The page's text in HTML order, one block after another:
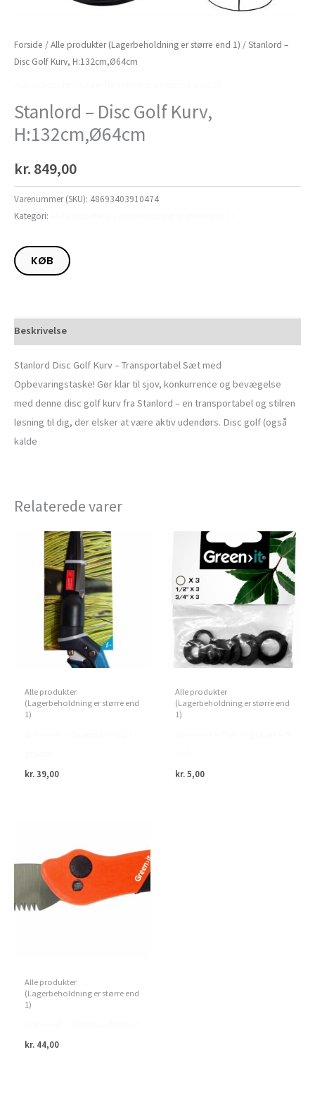
Forside /Alle produkter (Lagerbeholdning er større end 1) / Stanlord –
Disc Golf Kurv, H:132cm,Ø64cm
Stanlord – Disc Golf Kurv,
H:132cm,Ø64cm
kr. 849,00
Varenummer (SKU): 48693403910474
Kategori:
KØB
Beskrivelse
Stanlord Disc Golf Kurv – Transportabel Sæt med
Opbevaringstaske! Gør klar til sjov, konkurrence og bevægelse
med denne disc golf kurv fra Stanlord – en transportabel og stilren
løsning til dig, der elsker at være aktiv udendørs. Disc golf (også
kalde
Relaterede varer
Alle produkter
(Lagerbeholdning er større end
1)
kr.39,00
Alle produkter
(Lagerbeholdning er større end
1)
kr.5,00
Alle produkter
(Lagerbeholdning er større end
1)
kr. 44,00